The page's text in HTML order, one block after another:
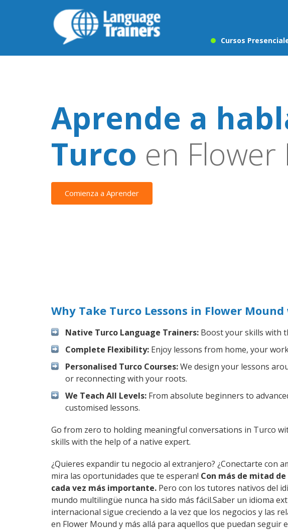
Cursos
Aprende a
Turco en
Comienza a Aprender
Why Take Turco Lessons in Flower
Native Turco Language Trainers: Boost your skills with
Complete Flexibility: Enjoy lessons from home, your
Personalised Turco Courses:We design your lessons
or reconnecting with your roots.
We Teach All Levels: From absolute beginners to
customised lessons.
Go from zero to holding meaningful conversations in Turco
skills with the help of a native expert.
¿Quieres expandir tu negocio al extranjero? ¿Conectarte con
mira las oportunidades que te esperan! Con más de mitad
cada vez más importante. Pero con los tutores nativos del
mundo multilingüe nunca ha sido más fácil.Saber un idioma
internacional sigue creciendo a la vez que los negocios y las
en Flower Mound y más allá para aquellos que puedan